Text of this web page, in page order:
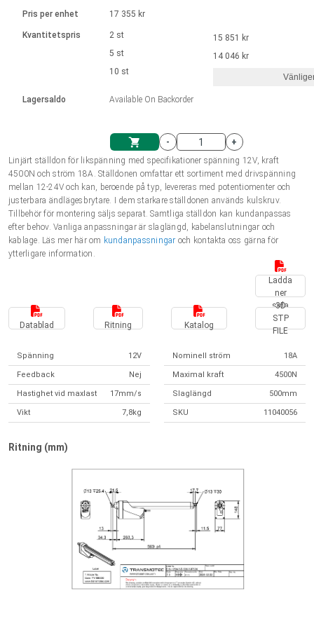
Enhetssystem
Kundkorg
Solenoids
Ø 28-42| 1-1400 rpm | <= 290Ncm
Styrningar borstlösa DC motorer
Styrningar DC motorer
Drivsteg 2-6 A
Synkrona-Asynkrona | för 1-4 ställdon
Synkrona-Asynkrona | för 1-4 ställdon
Français (EUR)
Polski (EUR)
Norsk (NOK)
Suomi (EUR)
Pris per enhet
Kvantitetspris
Lagersaldo
17 355 kr
2 st
5 st
10 st
Available On Backorder
15 851 kr
14 046 kr
-
+
Linjärt ställdon för likspänning med specifikationer spänning 12V, kraft
4500N och ström 18A. Ställdonen omfattar ett sortiment med drivspänning
mellan 12-24V och kan, beroende på typ, levereras med potentiomenter och
justerbara ändlägesbrytare. I dem starkare ställdonen används kulskruv.
Tillbehör för montering säljs separat. Samtliga ställdon kan kundanpassas
efter behov. Vanliga anpassningar är slaglängd, kabelanslutningar och
kablage. Läs mer här om kundanpassningar och kontakta oss gärna för
ytterligare information.
Ladda
ner
sida
Datablad
Ritning Katalog
3D
STP
FILE
Spänning 12V Nominell ström 18A
Feedback Nej Maximal kraft 4500N
Hastighet vid maxlast 17mm/s Slaglängd 500mm
Vikt 7,8kg SKU 11040056
Ritning (mm)